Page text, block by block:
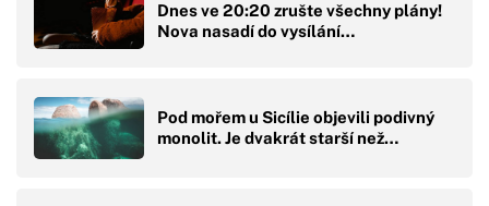
Dnes ve 20:20 zrušte všechny plány!
Nova nasadí do vysílání…
Pod mořem u Sicílie objevili podivný
monolit. Je dvakrát starší než…